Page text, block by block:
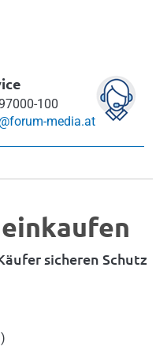
100
media.at
sicheren Schutz